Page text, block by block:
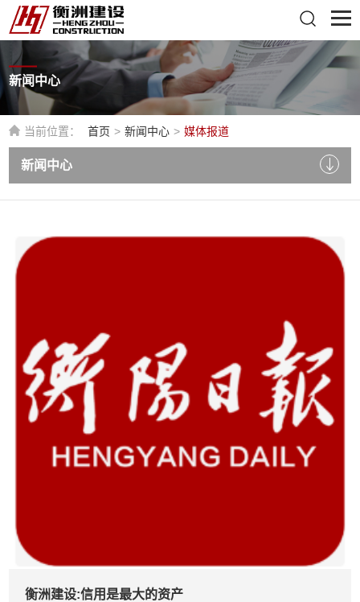
新闻中心
当前位置： 首页 > 新闻中心 > 媒体报道
新闻中心
衡洲建设:信用是最大的资产